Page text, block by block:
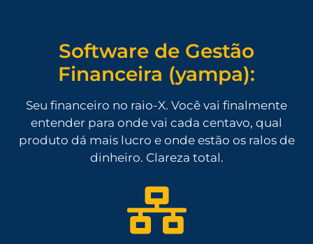
Software de Gestão
Financeira (yampa):
Seu financeiro no raio-X. Você vai finalmente
entender para onde vai cada centavo, qual
produto dá mais lucro e onde estão os ralos de
dinheiro. Clareza total.